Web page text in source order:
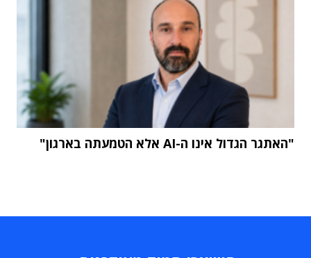
"האתגר הגדול אינו ה-AI אלא הטמעתה בארגון"